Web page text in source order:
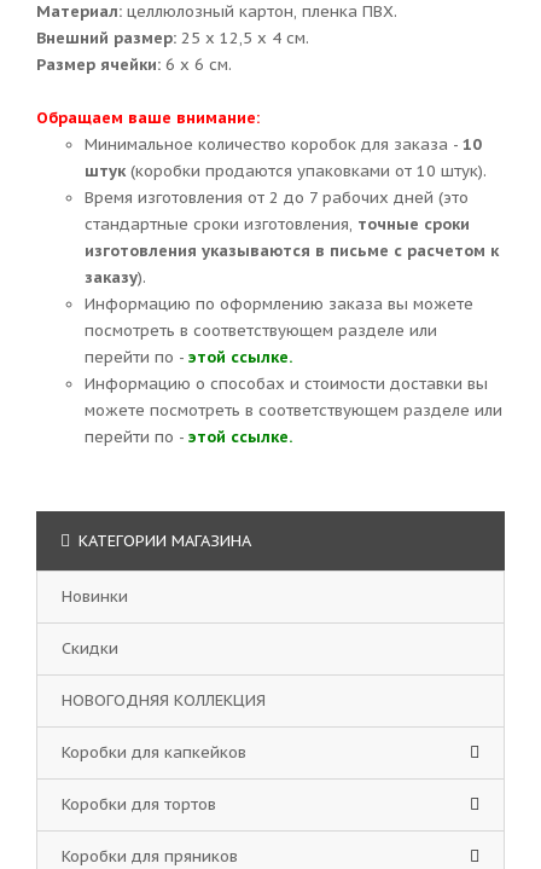
Материал: целлюлозный картон, пленка ПВХ.
Внешний размер: 25 х 12,5 х 4 см.
Размер ячейки: 6 х 6 см.
Обращаем ваше внимание:
Минимальное количество коробок для заказа - 10
штук(коробки продаются упаковками от 10 штук).
Время изготовления от 2 до 7 рабочих дней (это
стандартные сроки изготовления, точные сроки
изготовления указываются в письме с расчетом к
заказу).
Информацию по оформлению заказа вы можете
посмотреть в соответствующем разделе или
перейти по - этой ссылке.
Информацию о способах и стоимости доставки вы
можете посмотреть в соответствующем разделе или
перейти по - этой ссылке.
КАТЕГОРИИ МАГАЗИНА
Новинки
Скидки
НОВОГОДНЯЯ КОЛЛЕКЦИЯ
Коробки для капкейков
Коробки для тортов
Коробки для пряников